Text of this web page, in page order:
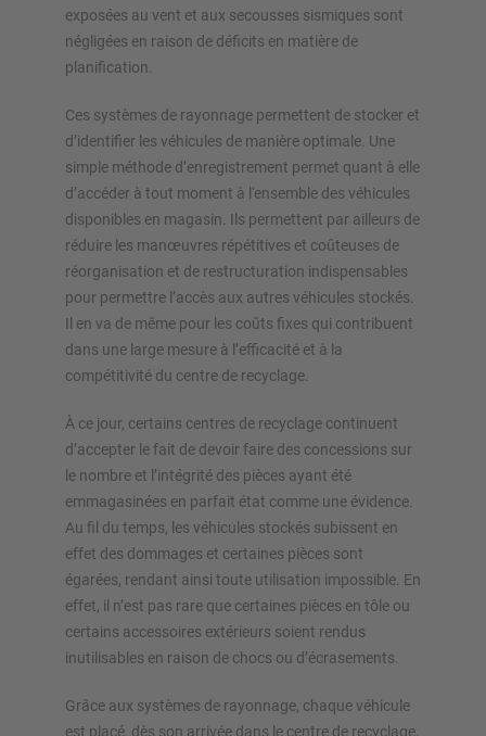
exposées au vent et aux secousses sismiques sont
négligées en raison de déficits en matière de
planification.
Ces systèmes de rayonnage permettent de stocker et
d’identifier les véhicules de manière optimale. Une
simple méthode d’enregistrement permet quant à elle
d’accéder à tout moment à l'ensemble des véhicules
disponibles en magasin. Ils permettent par ailleurs de
réduire les manœuvres répétitives et coûteuses de
réorganisation et de restructuration indispensables
pour permettre l’accès aux autres véhicules stockés.
Il en va de même pour les coûts fixes qui contribuent
dans une large mesure à l’efficacité et à la
compétitivité du centre de recyclage.
À ce jour, certains centres de recyclage continuent
d’accepter le fait de devoir faire des concessions sur
le nombre et l’intégrité des pièces ayant été
emmagasinées en parfait état comme une évidence.
Au fil du temps, les véhicules stockés subissent en
effet des dommages et certaines pièces sont
égarées, rendant ainsi toute utilisation impossible. En
effet, il n’est pas rare que certaines pièces en tôle ou
certains accessoires extérieurs soient rendus
inutilisables en raison de chocs ou d’écrasements.
Grâce aux systèmes de rayonnage, chaque véhicule
est placé, dès son arrivée dans le centre de recyclage,